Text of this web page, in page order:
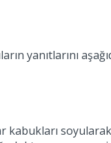
yanıtlarını